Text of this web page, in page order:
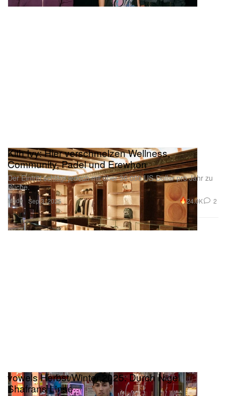
Mode
Kith Ivy: Hier verschmelzen Wellness,
Community, Padel und Erewhon
Der Eintritt schlägt jedoch mit über 36.000 US-Dollar pro Jahr zu
Buche.
Sep 3, 2025 24.0K 2
vowels Herbst/Winter 2025: Durch Nigel
Shafrans Linse